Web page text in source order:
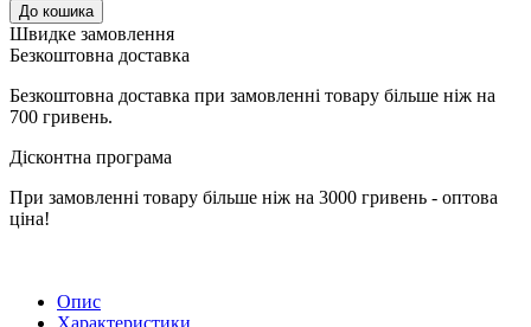
До кошика
Швидке замовлення
Безкоштовна доставка
Безкоштовна доставка при замовленні товару більше ніж на
700 гривень.
Дісконтна програма
При замовленні товару більше ніж на 3000 гривень - оптова
ціна!
Опис
Характеристики